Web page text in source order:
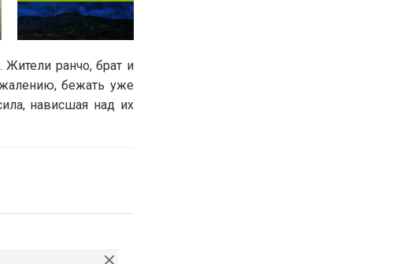
ранчо, брат и
бежать уже
нависшая над их